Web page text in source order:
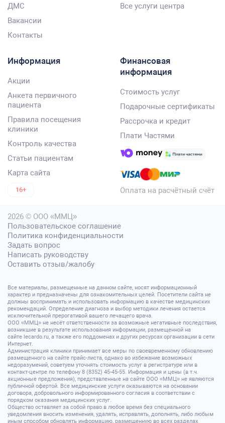
ДМС
Вакансии
Контакты
Все услуги центра
Информация
Акции
Анкета первичного
пациента
Правила посещения
клиники
Контроль качества
Статьи пациентам
Карта сайта
16+
Финансовая
информация
Стоимость услуг
Подарочные сертификаты
Рассрочка и кредит
Плати Частями
Оплата на расчётный счёт
2026 © ООО «ММЦ»
Пользовательское соглашение
Политика конфиденциальности
Задать вопрос
Написать руководству
Оставить отзыв/жалобу
Все материалы, размещенные на данном сайте, носят информационный
характер и предназначены для ознакомительных целей. Посетители сайта не
должны воспринимать и использовать информацию в качестве медицинских
рекомендаций. Определение диагноза и выбор методики лечения остается
исключительной прерогативой вашего лечащего врача.
ООО «ММЦ» не несёт ответственности за возможные негативные последствия,
возникшие в результате использования информации, размещенной на
сайте lecardo.ru, а также его поддоменах и других ресурсах организации в сети
Интернет.
Администрация клиники принимает все меры по своевременному обновлению
размещенного на сайте прайс-листа, однако во избежание возможных
недоразумений, советуем уточнять стоимость услуг в регистратуре или в
контакт-центре по телефону 8 (8352) 45-45-55. Информация и цены (в т.ч.
акционные предложения), представленные на сайте ООО «ММЦ» не являются
публичной офертой. Все медицинские услуги оказываются на основании
договора, добровольного информированного согласия в соответствии с
порядком оказания медицинских услуг.
Общество оставляет за собой право в любое время без специального
уведомления вносить изменения, удалять, исправлять, дополнять, либо любым
иным способом обновлять информацию, размещенную во всех разделах